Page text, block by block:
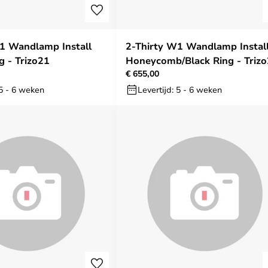
Wandlamp Install
- Trizo21
- 6 weken
2-Thirty W1 Wandlamp
Honeycomb/Black Ring -
€ 655,00
Levertijd: 5 - 6 weken